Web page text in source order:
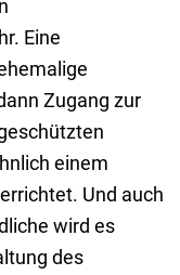
Eine
Zugang zur
einem
Und auch
wird es
des